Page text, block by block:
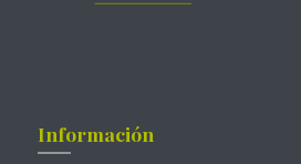
Información